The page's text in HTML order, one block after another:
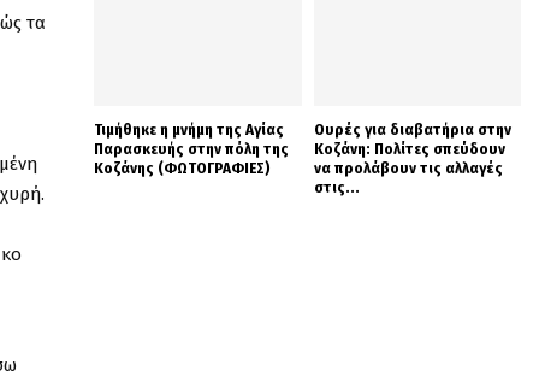
τα
Τιμήθηκε η μνήμη της Αγίας
Παρασκευής στην πόλη της
Κοζάνης (ΦΩΤΟΓΡΑΦΙΕΣ)
Ουρές για διαβατήρια στην
Κοζάνη: Πολίτες σπεύδουν
να προλάβουν τις αλλαγές
στις...